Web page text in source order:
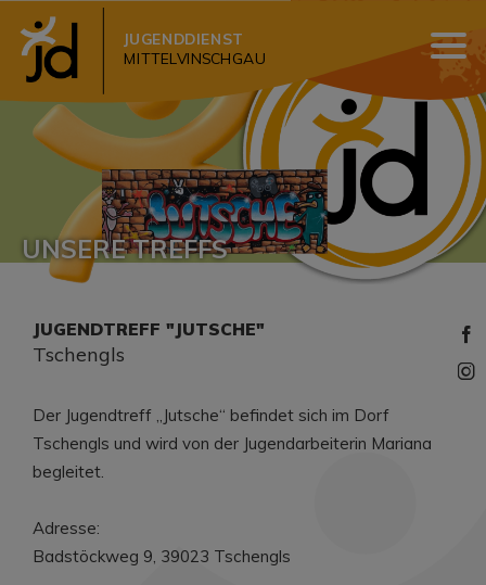
JUGENDDIENST
MITTELVINSCHGAU
UNSERE TREFFS
JUGENDTREFF "JUTSCHE"
Tschengls
Der Jugendtreff „Jutsche“ befindet sich im Dorf
Tschengls und wird von der Jugendarbeiterin Mariana
begleitet.
Adresse:
Badstöckweg 9, 39023 Tschengls